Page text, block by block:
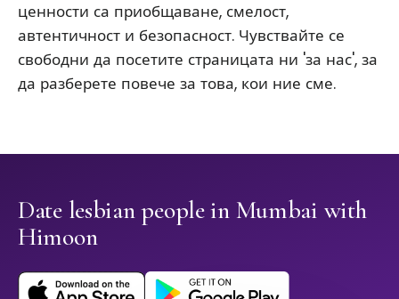
ценности са приобщаване, смелост,
автентичност и безопасност. Чувствайте се
свободни да посетите страницата ни 'за нас', за
да разберете повече за това, кои ние сме.
Date lesbian people in Mumbai with
Himoon